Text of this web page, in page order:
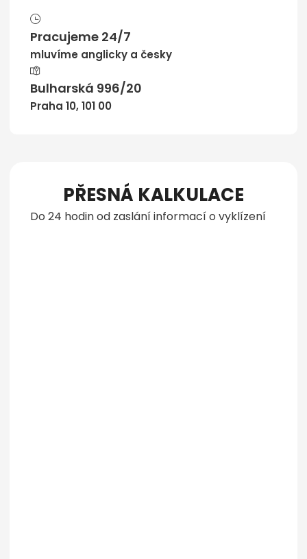
Pracujeme 24/7
mluvíme anglicky a česky
Bulharská 996/20
Praha 10, 101 00
PŘESNÁ KALKULACE
Do 24 hodin od zaslání informací o vyklízení